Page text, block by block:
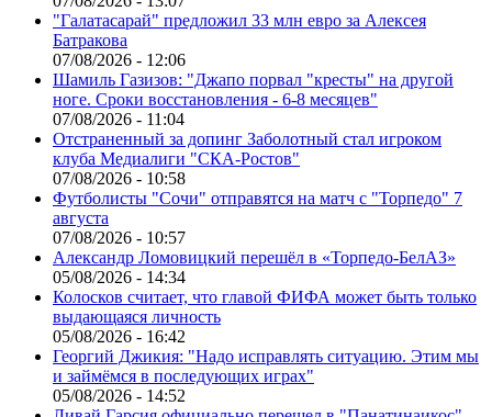
"Галатасарай" предложил 33 млн евро за Алексея
Батракова
07/08/2026 - 12:06
Шамиль Газизов: "Джапо порвал "кресты" на другой
ноге. Сроки восстановления - 6-8 месяцев"
07/08/2026 - 11:04
Отстраненный за допинг Заболотный стал игроком
клуба Медиалиги "СКА-Ростов"
07/08/2026 - 10:58
Футболисты "Сочи" отправятся на матч с "Торпедо" 7
августа
07/08/2026 - 10:57
Александр Ломовицкий перешёл в «Торпедо-БелАЗ»
05/08/2026 - 14:34
Колосков считает, что главой ФИФА может быть только
выдающаяся личность
05/08/2026 - 16:42
Георгий Джикия: "Надо исправлять ситуацию. Этим мы
и займёмся в последующих играх"
05/08/2026 - 14:52